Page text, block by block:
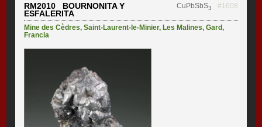
RM2010 BOURNONITA Y
ESFALERITA
CuPbSbS3 #1608
Mine des Cèdres,Saint-Laurent-le-Minier,Les Malines,Gard,
Francia